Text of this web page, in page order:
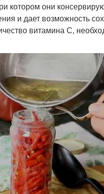
котором они
и дает возможность
витамина С,